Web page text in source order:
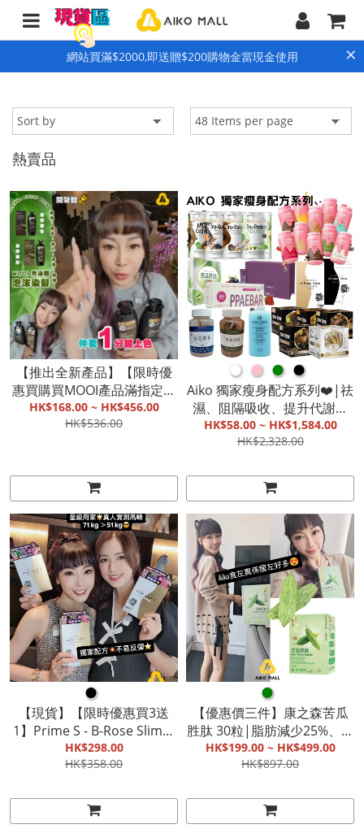
網站買滿$2000,即送贈$200購物金當現金使用 ×
熱賣品
【推出全新產品】【限時優
惠買購買MOOI產品滿指定金
額即送MOOI豐富禮包】【💜
新色AIKO紫💜】台灣 MOOI
離子【截單, 8月底發貨】
HK$168.00 ~ HK$456.00
HK$536.00
● ● ●●
Aiko 獨家瘦身配方系列❤️|祛
濕、阻隔吸收、提升代謝、
燃燒脂肪|17種混合益生菌代
餐奶昔|改善身體新陳代謝|
中發貨】
HK$58.00 ~ HK$1,584.00
HK$2,328.00
●
【現貨】【限時優惠買3送
1】Prime S - B-Rose Slim黑
薑玫瑰控脂丸(90粒)|真人實
測|燃燒脂肪|美白肌膚
HK$298.00
HK$358.00
●
【優惠價三件】康之森苦瓜
胜肽 30粒|脂肪減少25%、肌
肉量增加|促進新陳代謝|全
面支持代謝與心血管健康
HK$199.00 ~ HK$499.00
HK$897.00